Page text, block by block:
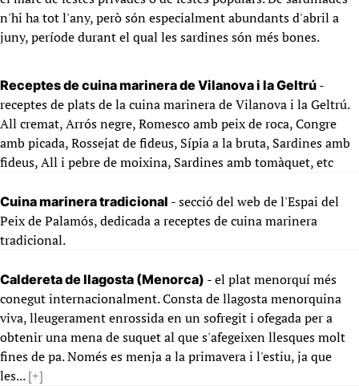
n'hi ha tot l'any, però són especialment abundants d'abril a
juny, període durant el qual les sardines són més bones.
Receptes de cuina marinera de Vilanova i la Geltrú -
receptes de plats de la cuina marinera de Vilanova i la Geltrú.
All cremat, Arrós negre, Romesco amb peix de roca, Congre
amb picada, Rossejat de fideus, Sípia a la bruta, Sardines amb
fideus, All i pebre de moixina, Sardines amb tomàquet, etc
Cuina marinera tradicional - secció del web de l'Espai del
Peix de Palamós, dedicada a receptes de cuina marinera
tradicional.
Caldereta de llagosta (Menorca) - el plat menorquí més
conegut internacionalment. Consta de llagosta menorquina
viva, lleugerament enrossida en un sofregit i ofegada per a
obtenir una mena de suquet al que s'afegeixen llesques molt
fines de pa. Només es menja a la primavera i l'estiu, ja que
les...[+]